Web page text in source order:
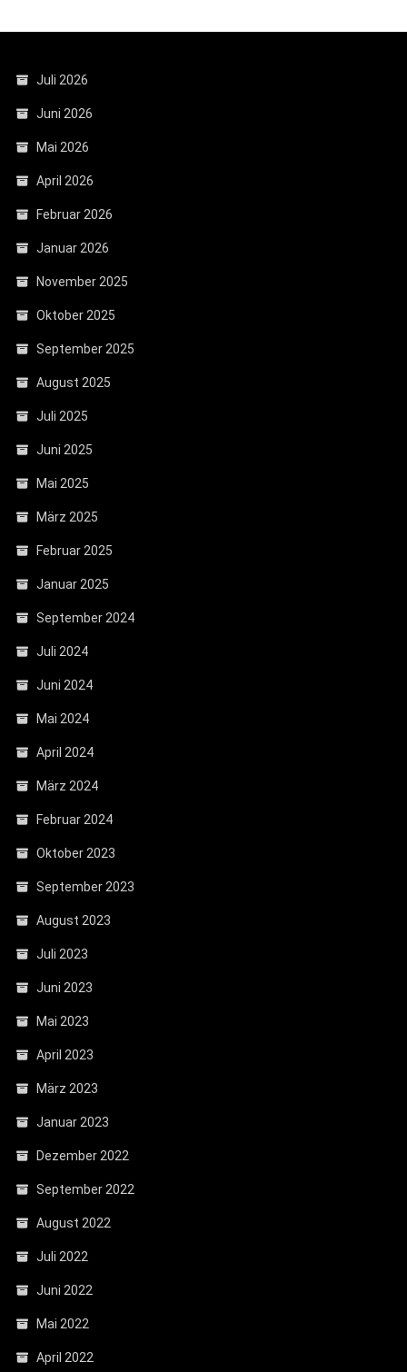
Juli 2026
Juni 2026
Mai 2026
April 2026
Februar 2026
Januar 2026
November 2025
Oktober 2025
September 2025
August 2025
Juli 2025
Juni 2025
Mai 2025
März 2025
Februar 2025
Januar 2025
September 2024
Juli 2024
Juni 2024
Mai 2024
April 2024
März 2024
Februar 2024
Oktober 2023
September 2023
August 2023
Juli 2023
Juni 2023
Mai 2023
April 2023
März 2023
Januar 2023
Dezember 2022
September 2022
August 2022
Juli 2022
Juni 2022
Mai 2022
April 2022